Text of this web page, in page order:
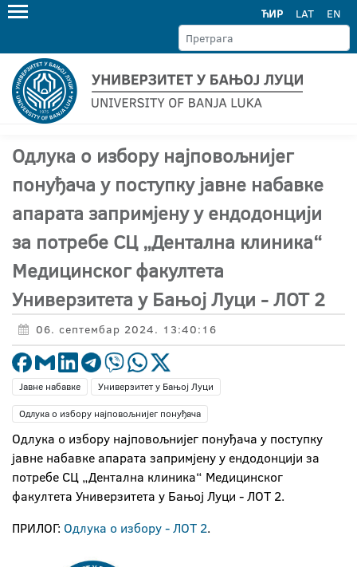
ЋИР LAT EN
Одлука о избору најповољнијег
понуђача у поступку јавне набавке
апарата запримјену у ендодонцији
за потребе СЦ „Дентална клиника“
Медицинског факултета
Универзитета у Бањој Луци - ЛОТ 2
06. септембар 2024. 13:40:16
Јавне набавке
Универзитет у Бањој Луци
Одлука о избору најповољнијег понуђача
Одлука о избору најповољнијег понуђача у поступку
јавне набавке апарата запримјену у ендодонцији за
потребе СЦ „Дентална клиника“ Медицинског
факултета Универзитета у Бањој Луци - ЛОТ 2.
ПРИЛОГ: Одлука о избору - ЛОТ 2.